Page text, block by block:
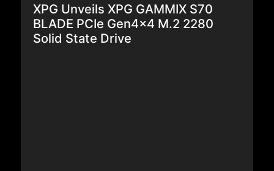
XPG Unveils XPG GAMMIX S70
BLADE PCIe Gen4x4 M.2 2280
Solid State Drive